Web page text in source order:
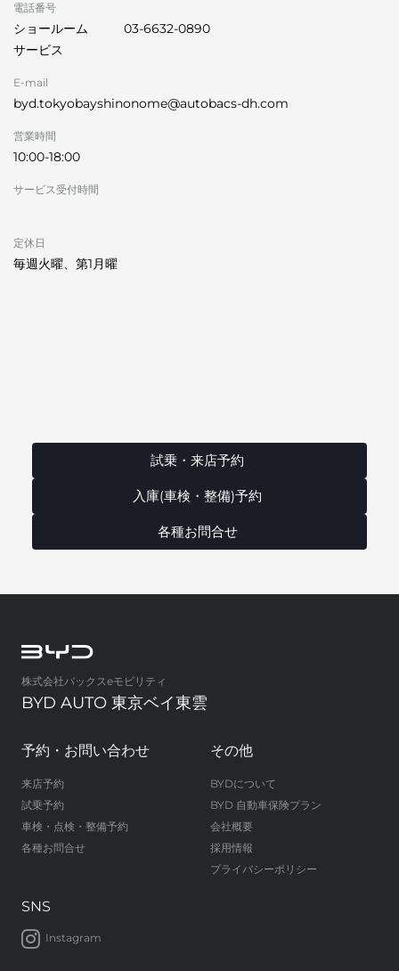
電話番号
ショールーム
03-6632-0890
サービス
E-mail
byd.tokyobayshinonome@autobacs-dh.com
営業時間
10:00-18:00
サービス受付時間
定休日
毎週火曜、第1月曜
試乗・来店予約
入庫(車検・整備)予約
各種お問合せ
株式会社バックスeモビリティ
BYD AUTO 東京ベイ東雲
予約・お問い合わせ
来店予約
試乗予約
車検・点検・整備予約
各種お問合せ
その他
BYDについて
BYD 自動車保険プラン
会社概要
採用情報
プライバシーポリシー
SNS
Instagram